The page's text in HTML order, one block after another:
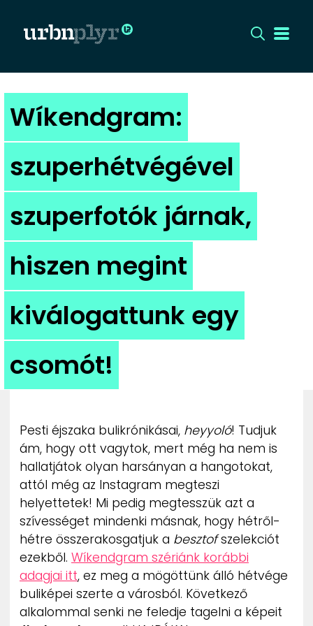
CÍMLAP
DIZÁJN
DIVAT
HIP
KULT
UTCA
ZENE
Wíkendgram:
szuperhétvégével
szuperfotók járnak,
hiszen megint
kiválogattunk egy
csomót!
Pesti éjszaka bulikrónikásai, heyyoló! Tudjuk
ám, hogy ott vagytok, mert még ha nem is
hallatjátok olyan harsányan a hangotokat,
attól még az Instagram megteszi
helyettetek! Mi pedig megtesszük azt a
szívességet mindenki másnak, hogy hétről-
hétre összerakosgatjuk a besztofszelekciót
ezekből. Wíkendgram szériánk korábbi
adagjai itt, ez meg a mögöttünk álló hétvége
buliképei szerte a városból. Következő
alkalommal senki ne feledje tagelni a képeit